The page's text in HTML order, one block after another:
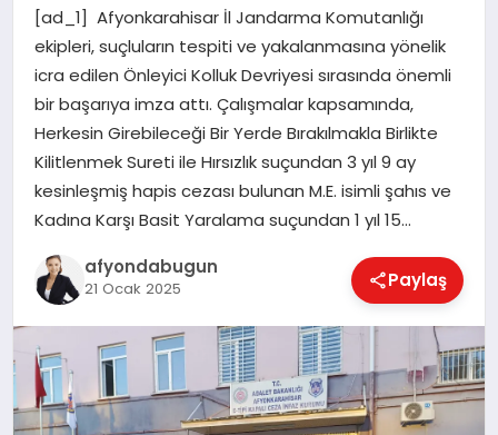
DÜNYA
EKONOMI
MAGAZIN
SAĞLIK
SIYASET
[ad_1] Afyonkarahisar İl Jandarma Komutanlığı
ekipleri, suçluların tespiti ve yakalanmasına yönelik
icra edilen Önleyici Kolluk Devriyesi sırasında önemli
bir başarıya imza attı. Çalışmalar kapsamında,
Herkesin Girebileceği Bir Yerde Bırakılmakla Birlikte
Kilitlenmek Sureti ile Hırsızlık suçundan 3 yıl 9 ay
kesinleşmiş hapis cezası bulunan M.E. isimli şahıs ve
Kadına Karşı Basit Yaralama suçundan 1 yıl 15…
afyondabugun
21 Ocak 2025 Paylaş